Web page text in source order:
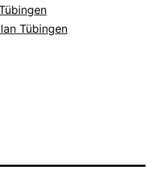
Tübingen